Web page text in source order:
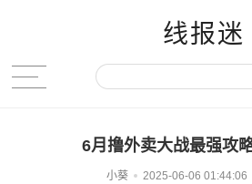
线报迷
6月撸外卖大战最强攻
小葵 2025-06-06 01:44:06